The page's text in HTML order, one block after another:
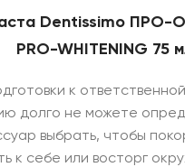
Dentissimo ПРО-
PRO-WHITENING 75
к
долго не можете
выбрать, чтобы
к себе или восторг